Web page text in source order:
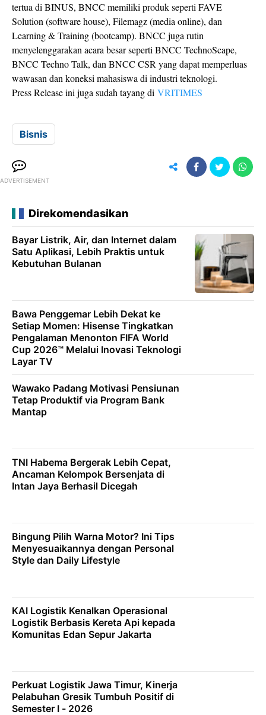
tertua di BINUS, BNCC memiliki produk seperti FAVE
Solution (software house), Filemagz (media online), dan
Learning & Training (bootcamp). BNCC juga rutin
menyelenggarakan acara besar seperti BNCC TechnoScape,
BNCC Techno Talk, dan BNCC CSR yang dapat memperluas
wawasan dan koneksi mahasiswa di industri teknologi.
Press Release ini juga sudah tayang di VRITIMES
Bisnis
ADVERTISEMENT
Direkomendasikan
Bayar Listrik, Air, dan Internet dalam
Satu Aplikasi, Lebih Praktis untuk
Kebutuhan Bulanan
Bawa Penggemar Lebih Dekat ke
Setiap Momen: Hisense Tingkatkan
Pengalaman Menonton FIFA World
Cup 2026™ Melalui Inovasi Teknologi
Layar TV
Wawako Padang Motivasi Pensiunan
Tetap Produktif via Program Bank
Mantap
TNI Habema Bergerak Lebih Cepat,
Ancaman Kelompok Bersenjata di
Intan Jaya Berhasil Dicegah
Bingung Pilih Warna Motor? Ini Tips
Menyesuaikannya dengan Personal
Style dan Daily Lifestyle
KAI Logistik Kenalkan Operasional
Logistik Berbasis Kereta Api kepada
Komunitas Edan Sepur Jakarta
Perkuat Logistik Jawa Timur, Kinerja
Pelabuhan Gresik Tumbuh Positif di
Semester I - 2026